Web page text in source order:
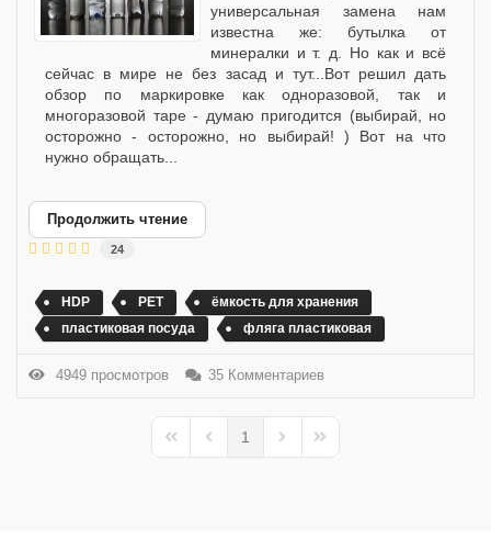
универсальная замена нам
известна же: бутылка от
минералки и т. д. Но как и всё
сейчас в мире не без засад и тут...Вот решил дать
обзор по маркировке как одноразовой, так и
многоразовой таре - думаю пригодится (выбирай, но
осторожно - осторожно, но выбирай! ) Вот на что
нужно обращать...
Продолжить чтение
24
HDP PET
ёмкость для хранения
пластиковая посуда
фляга пластиковая
4949 просмотров 35 Комментариев
First PagePrevious Page
1
Next PageLast Page